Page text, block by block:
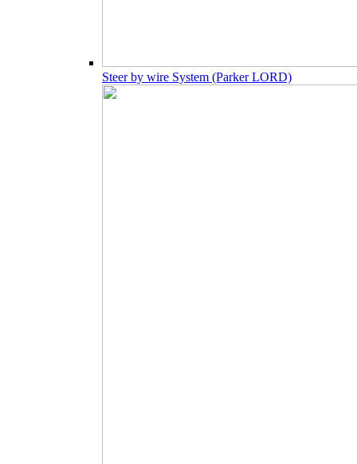
Steer by wire System (Parker LORD)